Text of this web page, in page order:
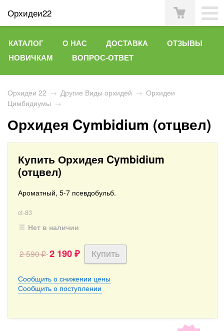
Орхидеи22
КАТАЛОГ О НАС ДОСТАВКА
ОТЗЫВЫ
НОВИЧКАМ
ВОПРОС-ОТВЕТ
Орхидеи 22 → Другие Виды орхидей → Орхидеи
Цимбидиумы →
Орхидея Cymbidium (отцвел)
Купить Орхидея Cymbidium
(отцвел)
Ароматный, 5-7 псевдобульб.
ct-83
Нет в наличии
2 590₽ 2 190 ₽
Сообщить о снижении цены
Сообщить о поступлении